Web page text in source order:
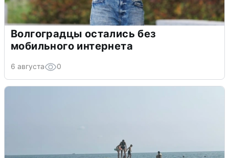
Волгоградцы остались без
мобильного интернета
6 августа 0